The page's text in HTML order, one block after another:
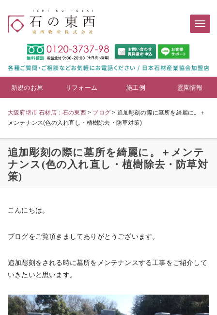
新規のお墓 リフォーム 施工例 霊園情報
大阪府堺市 石材店：石の東西> ブログ > 追加彫刻の際に墓所を綺麗に。＋
メンテナンス(色の入れ直し・植樹除去・防草対策)
追加彫刻の際に墓所を綺麗に。＋メンテ
ナンス(色の入れ直し・植樹除去・防草対
策)
こんにちは。
ブログをご覧頂きましてありがとうございます。
追加彫刻をされる時に墓所をメンテナンスする工事をご紹介して
いきたいと思います。